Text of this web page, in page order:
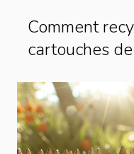
Comment
cartouches